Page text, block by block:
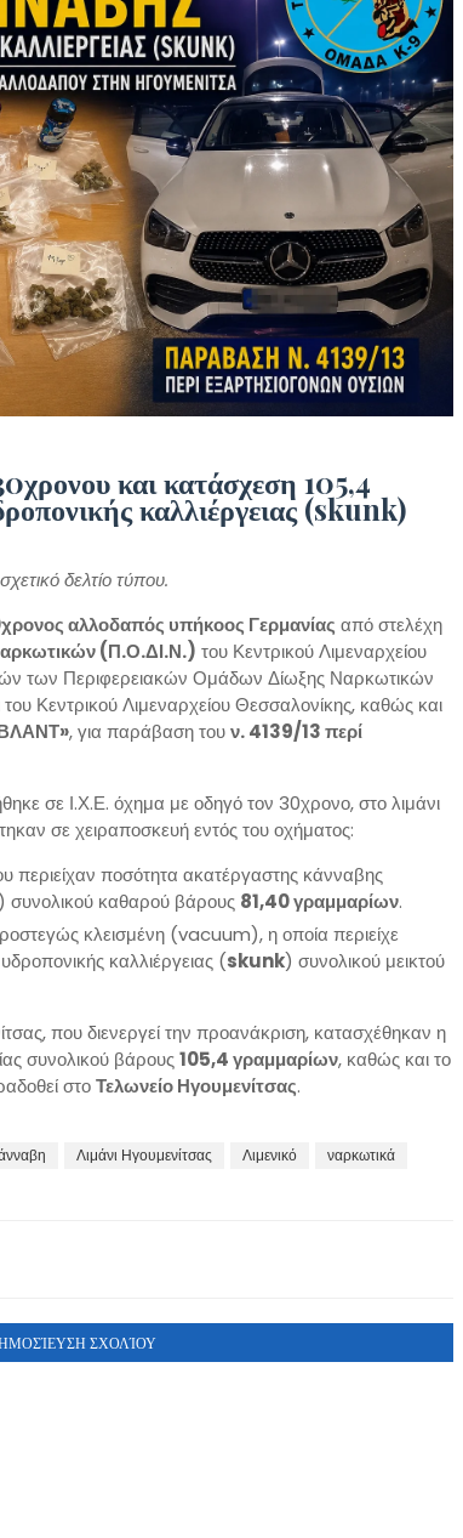
και κατάσχεση 105,4
καλλιέργειας (skunk)
δελτίο τύπου.
αλλοδαπός υπήκοος Γερμανίας από στελέχη
(Π.Ο.ΔΙ.Ν.) του Κεντρικού Λιμεναρχείου
των Περιφερειακών Ομάδων Δίωξης Ναρκωτικών
Κεντρικού Λιμεναρχείου Θεσσαλονίκης, καθώς και
, για παράβαση τουν. 4139/13 περί
σε Ι.Χ.Ε. όχημα με οδηγό τον 30χρονο, στο λιμάνι
σε χειραποσκευή εντός του οχήματος:
περιείχαν ποσότητα ακατέργαστης κάνναβης
συνολικού καθαρού βάρους 81,40 γραμμαρίων.
κλεισμένη (vacuum), η οποία περιείχε
καλλιέργειας (skunk) συνολικού μεικτού
που διενεργεί την προανάκριση, κατασχέθηκαν η
συνολικού βάρους105,4 γραμμαρίων, καθώς και το
στοΤελωνείο Ηγουμενίτσας.
Λιμάνι Ηγουμενίτσας Λιμενικό
ναρκωτικά
ΣΧΟΛΊΟΥ